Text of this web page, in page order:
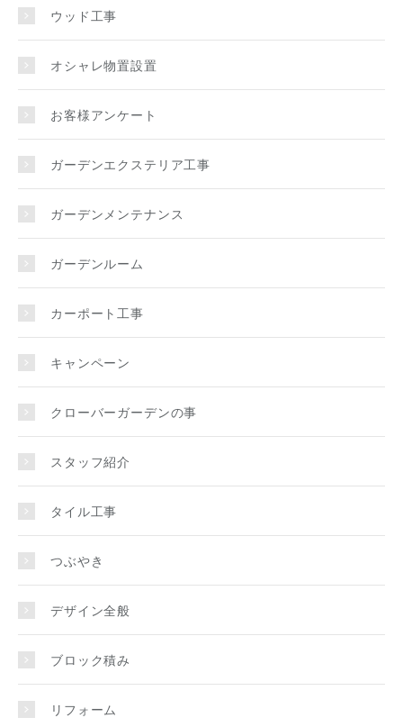
ウッド工事
オシャレ物置設置
お客様アンケート
ガーデンエクステリア工事
ガーデンメンテナンス
ガーデンルーム
カーポート工事
キャンペーン
クローバーガーデンの事
スタッフ紹介
タイル工事
つぶやき
デザイン全般
ブロック積み
リフォーム